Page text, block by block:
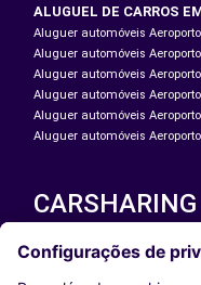
ALUGUEL DE CARROS
Aluguer automóveis
Aluguer automóveis Aeroporto
Aluguer automóveis
Aluguer automóveis
Aluguer automóveis
Aluguer automóveis
CARSHARING
NOSSAS CIDADES